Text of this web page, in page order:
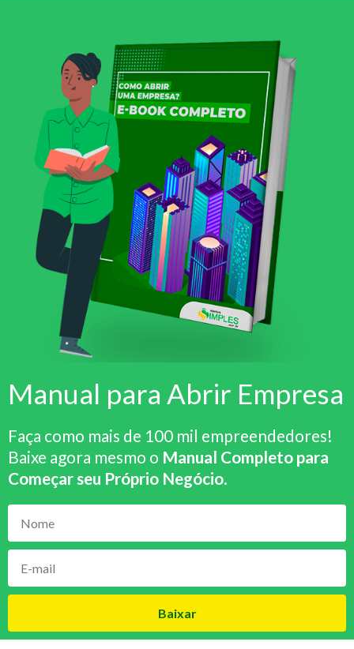
Manual para Abrir Empresa
Faça como mais de 100 mil empreendedores!
Baixe agora mesmo o Manual Completo para
Começar seu Próprio Negócio.
Baixar